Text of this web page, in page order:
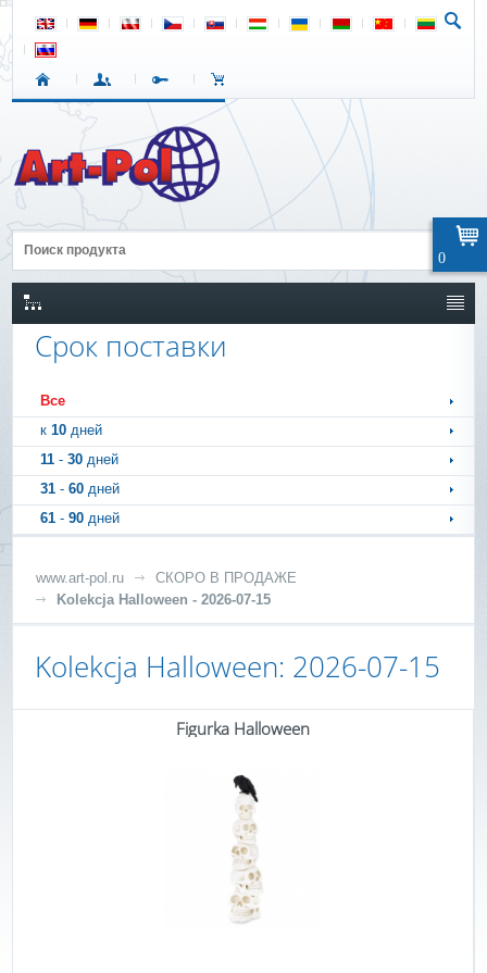
Срок поставки
Все
к10дней
11 -30 дней
31 -60 дней
61 -90 дней
www.art-pol.ru
СКОРО В ПРОДАЖЕ
Kolekcja Halloween - 2026-07-15
Kolekcja Halloween: 2026-07-15
Figurka Halloween
0